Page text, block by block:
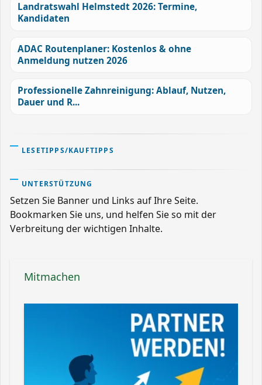
Landratswahl Helmstedt 2026: Termine,
Kandidaten
ADAC Routenplaner: Kostenlos & ohne
Anmeldung nutzen 2026
Professionelle Zahnreinigung: Ablauf, Nutzen,
Dauer und R...
LESETIPPS/KAUFTIPPS
UNTERSTÜTZUNG
Setzen Sie Banner und Links auf Ihre Seite.
Bookmarken Sie uns, und helfen Sie so mit der
Verbreitung der wichtigen Inhalte.
Mitmachen